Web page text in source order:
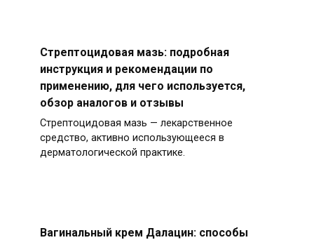
Стрептоцидовая мазь: подробная
инструкция и рекомендации по
применению, для чего используется,
обзор аналогов и отзывы
Стрептоцидовая мазь — лекарственное
средство, активно использующееся в
дерматологической практике.
Вагинальный крем Далацин: способы